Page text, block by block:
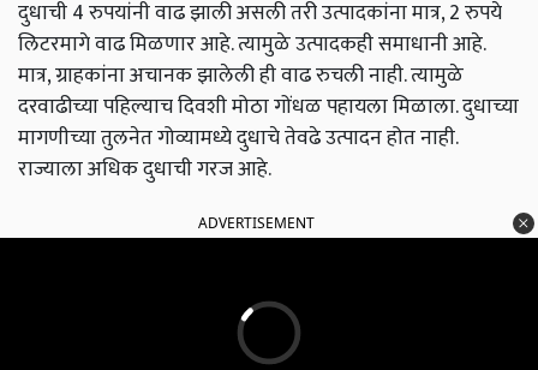
दुधाची 4 रुपयांनी वाढ झाली असली तरी उत्पादकांना मात्र, 2 रुपये
लिटरमागे वाढ मिळणार आहे. त्यामुळे उत्पादकही समाधानी आहे.
मात्र, ग्राहकांना अचानक झालेली ही वाढ रुचली नाही. त्यामुळे
दरवाढीच्या पहिल्याच दिवशी मोठा गोंधळ पहायला मिळाला. दुधाच्या
मागणीच्या तुलनेत गोव्यामध्ये दुधाचे तेवढे उत्पादन होत नाही.
राज्याला अधिक दुधाची गरज आहे.
ADVERTISEMENT